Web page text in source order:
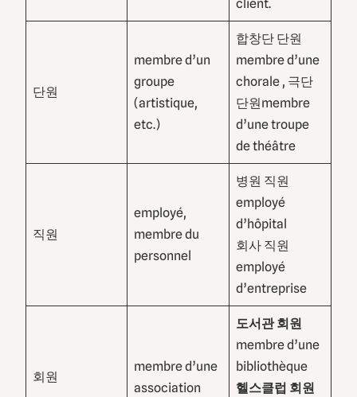
client.
단원
membre d’un
groupe
(artistique,
etc.)
합창단 단원
membre d’une
chorale , 극단
단원membre
d’une troupe
de théâtre
직원
employé,
membre du
personnel
병원 직원
employé
d’hôpital
회사 직원
employé
d’entreprise
회원
membre d’une
association
도서관 회원
membre d’une
bibliothèque
헬스클럽 회원